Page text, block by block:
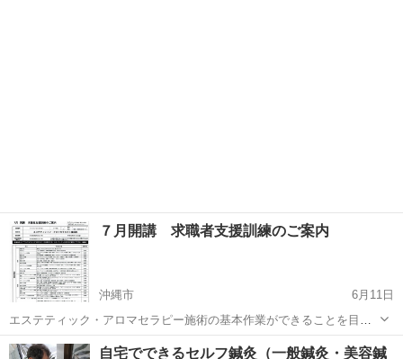
７月開講 求職者支援訓練のご案内
沖縄市
6月11日
エステティック・アロマセラピー施術の基本作業ができることを目標
に、求職者支援訓練を開講いたします。 対象者は授業料が免除とな
り、教科書や検定料等の実費のみの負担でエステティシャンの職業訓
沖縄 沖縄市 エステ
自宅でできるセルフ鍼灸（一般鍼灸・美容鍼